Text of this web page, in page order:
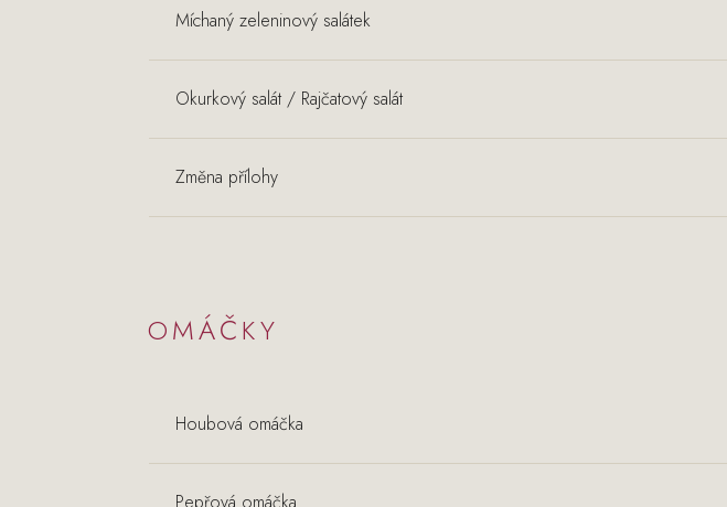
Míchaný zeleninový salátek
Okurkový salát / Rajčatový salát
Změna přílohy
OMÁČKY
Houbová omáčka
Pepřová omáčka